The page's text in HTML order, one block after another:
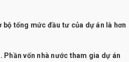
tổng mức đầu tư của dự án là hơn
vốn nhà nước tham gia dự án